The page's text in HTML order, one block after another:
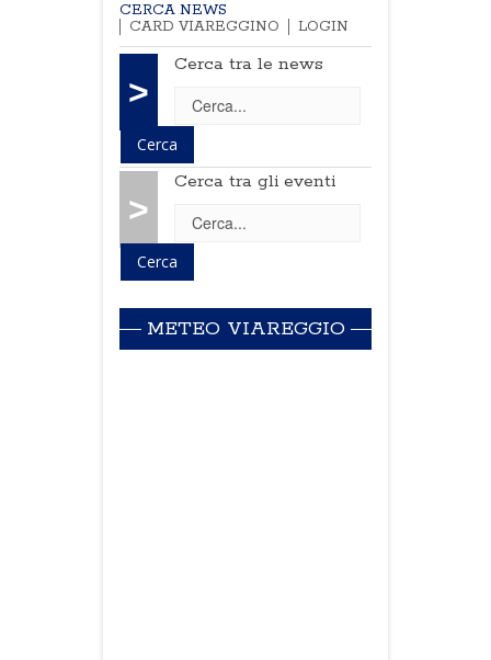
CERCA NEWS
CARD VIAREGGINO
LOGIN
>
Cerca tra le news
>
Cerca tra gli eventi
METEO VIAREGGIO